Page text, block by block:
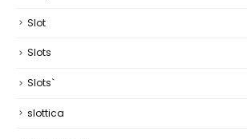
Slot
Slots
Slots`
slottica